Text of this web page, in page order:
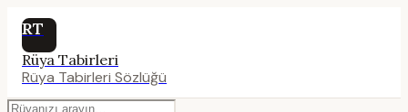
RT
Rüya Tabirleri
Rüya Tabirleri Sözlüğü